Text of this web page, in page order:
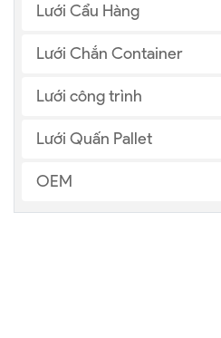
Lưới Cẩu Hàng
Lưới Chắn Container
Lưới công trình
Lưới Quấn Pallet
OEM